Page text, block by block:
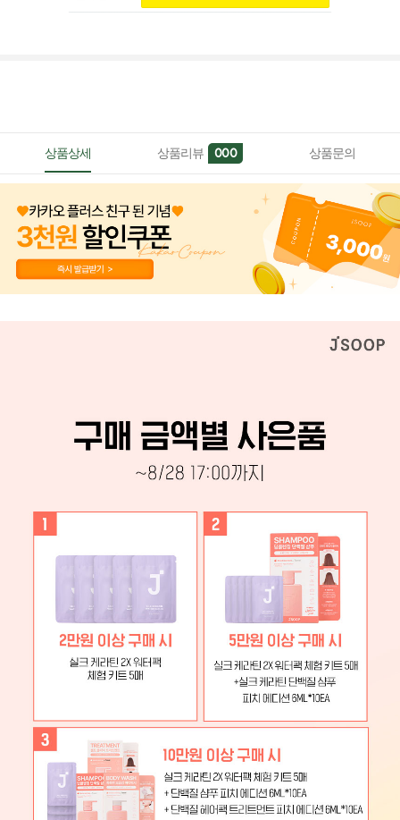
상품상세 상품리뷰 000 상품문의